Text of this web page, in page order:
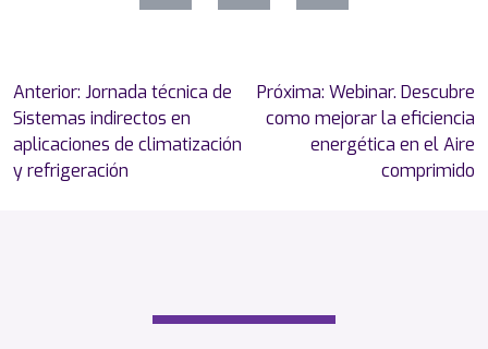
Navegación
de
entradas
Anterior: Jornada técnica de
Sistemas indirectos en
aplicaciones de climatización
y refrigeración
Próxima: Webinar. Descubre
como mejorar la eficiencia
energética en el Aire
comprimido